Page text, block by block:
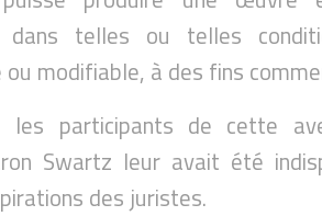
dans telles ou telles
modifiable, à des fins
participants de cette
Swartz leur avait été
des juristes.